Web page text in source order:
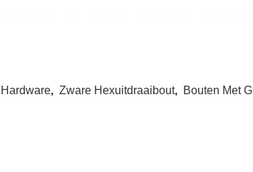
, Zware Hexuitdraaibout, Bouten Met